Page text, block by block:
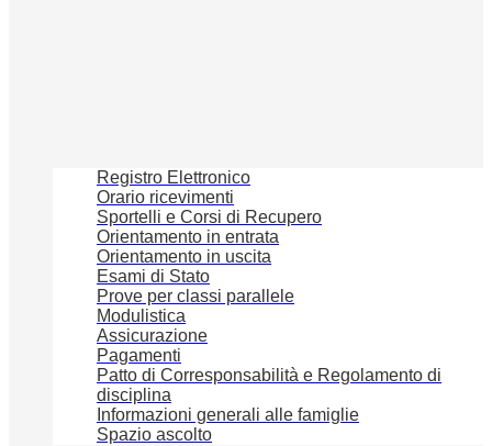
Registro Elettronico
Orario ricevimenti
Sportelli e Corsi di Recupero
Orientamento in entrata
Orientamento in uscita
Esami di Stato
Prove per classi parallele
Modulistica
Assicurazione
Pagamenti
Patto di Corresponsabilità e Regolamento di
disciplina
Informazioni generali alle famiglie
Spazio ascolto